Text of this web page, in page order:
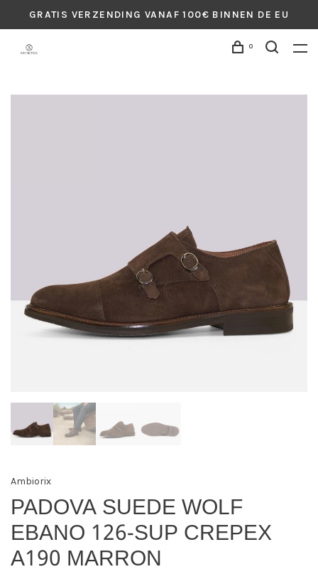
GRATIS VERZENDING VANAF 100€ BINNEN DE EU
0
Ambiorix
PADOVA SUEDE WOLF
EBANO 126-SUP CREPEX
A190 MARRON